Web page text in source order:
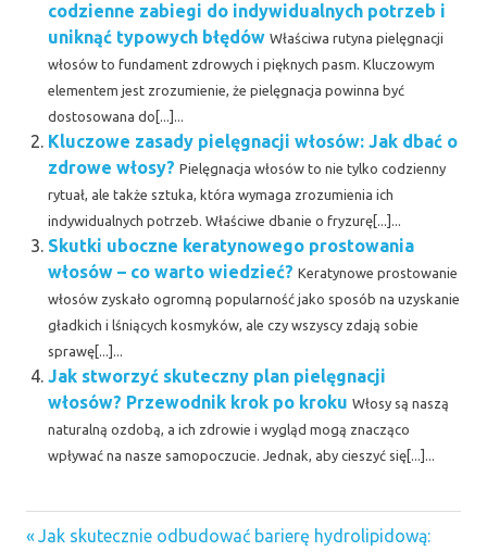
codzienne zabiegi do indywidualnych potrzeb i
uniknąć typowych błędów Właściwa rutyna pielęgnacji
włosów to fundament zdrowych i pięknych pasm. Kluczowym
elementem jest zrozumienie, że pielęgnacja powinna być
dostosowana do[...]...
Kluczowe zasady pielęgnacji włosów: Jak dbać o
zdrowe włosy? Pielęgnacja włosów to nie tylko codzienny
rytuał, ale także sztuka, która wymaga zrozumienia ich
indywidualnych potrzeb. Właściwe dbanie o fryzurę[...]...
Skutki uboczne keratynowego prostowania
włosów – co warto wiedzieć? Keratynowe prostowanie
włosów zyskało ogromną popularność jako sposób na uzyskanie
gładkich i lśniących kosmyków, ale czy wszyscy zdają sobie
sprawę[...]...
Jak stworzyć skuteczny plan pielęgnacji
włosów? Przewodnik krok po kroku Włosy są naszą
naturalną ozdobą, a ich zdrowie i wygląd mogą znacząco
wpływać na nasze samopoczucie. Jednak, aby cieszyć się[...]...
Nawigacja
Previous
Jak skutecznie odbudować barierę hydrolipidową: